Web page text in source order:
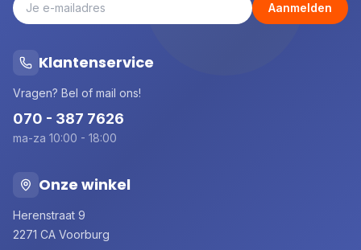
Aanmelden
Klantenservice
Vragen? Bel of mail ons!
070 - 387 7626
ma-za 10:00 - 18:00
Onze winkel
Herenstraat 9
2271 CA Voorburg